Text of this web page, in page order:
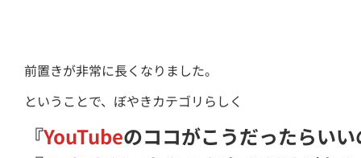
前置きが非常に長くなりました。
ということで、ぼやきカテゴリらしく
『YouTubeのココがこうだったらいい